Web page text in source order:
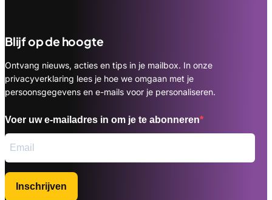
Blijf op de hoogte
Ontvang nieuws, acties en tips in je mailbox. In onze
privacyverklaring lees je hoe we omgaan met je
persoonsgegevens en e-mails voor je personaliseren.
Voer uw e-mailadres in om je te abonneren
Inschrijven